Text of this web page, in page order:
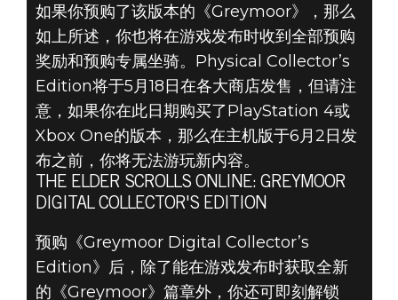
如果你预购了该版本的《Greymoor》，那么
如上所述，你也将在游戏发布时收到全部预购
奖励和预购专属坐骑。Physical Collector’s
Edition将于5月18日在各大商店发售，但请注
意，如果你在此日期购买了PlayStation 4或
Xbox One的版本，那么在主机版于6月2日发
布之前，你将无法游玩新内容。
THE ELDER SCROLLS ONLINE: GREYMOOR
DIGITAL COLLECTOR'S EDITION
预购《Greymoor Digital Collector’s
Edition》后，除了能在游戏发布时获取全新
的《Greymoor》篇章外，你还可即刻解锁